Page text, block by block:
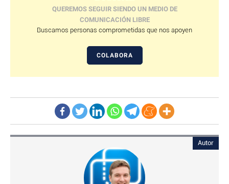
QUEREMOS SEGUIR SIENDO UN MEDIO DE
COMUNICACIÓN LIBRE
Buscamos personas comprometidas que nos apoyen
COLABORA
Autor